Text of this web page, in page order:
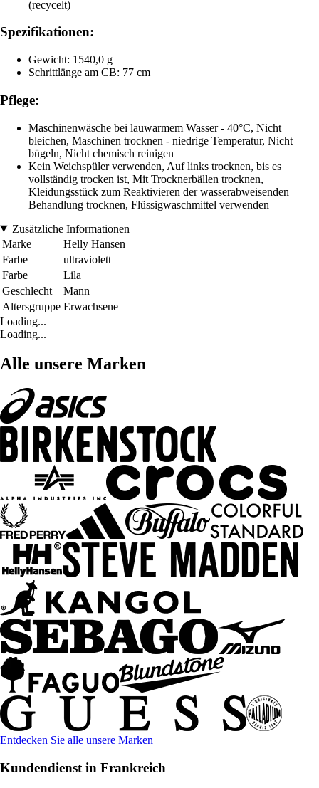
(recycelt)
Spezifikationen:
Gewicht: 1540,0 g
Schrittlänge am CB: 77 cm
Pflege:
Maschinenwäsche bei lauwarmem Wasser - 40°C, Nicht
bleichen, Maschinen trocknen - niedrige Temperatur, Nicht
bügeln, Nicht chemisch reinigen
Kein Weichspüler verwenden, Auf links trocknen, bis es
vollständig trocken ist, Mit Trocknerbällen trocknen,
Kleidungsstück zum Reaktivieren der wasserabweisenden
Behandlung trocknen, Flüssigwaschmittel verwenden
Zusätzliche Informationen
Marke
Helly Hansen
Farbe
ultraviolett
Farbe
Lila
Geschlecht
Mann
Altersgruppe Erwachsene
Loading...
Loading...
Alle unsere Marken
Entdecken Sie alle unsere Marken
Kundendienst in Frankreich